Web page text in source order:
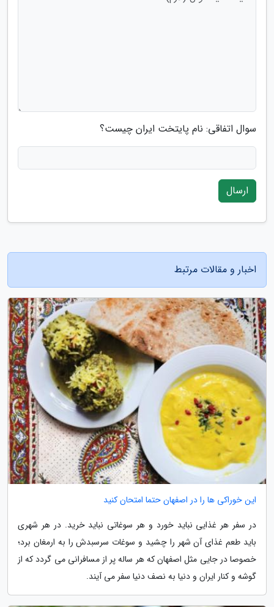
سوال اتفاقی: نام پایتخت ایران چیست؟
ارسال
اخبار و مقالات مرتبط
این خوراکی ها را در اصفهان حتما امتحان کنید
در سفر هر غذایی نباید خورد و هر سوغاتی نباید خرید. در هر شهری
باید طعم غذای آن شهر را چشید و سوغات سرسبدش را به ارمغان برد؛
خصوصا در جایی مثل اصفهان که هر ساله پر از مسافرانی می گردد که از
گوشه و کنار ایران و دنیا به نصف دنیا سفر می آیند.